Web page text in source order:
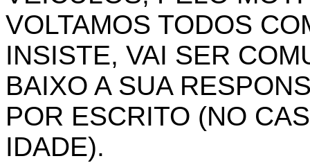
VOLTAMOS TODOS
INSISTE, VAI SER
BAIXO A SUA
POR ESCRITO (NO
IDADE).